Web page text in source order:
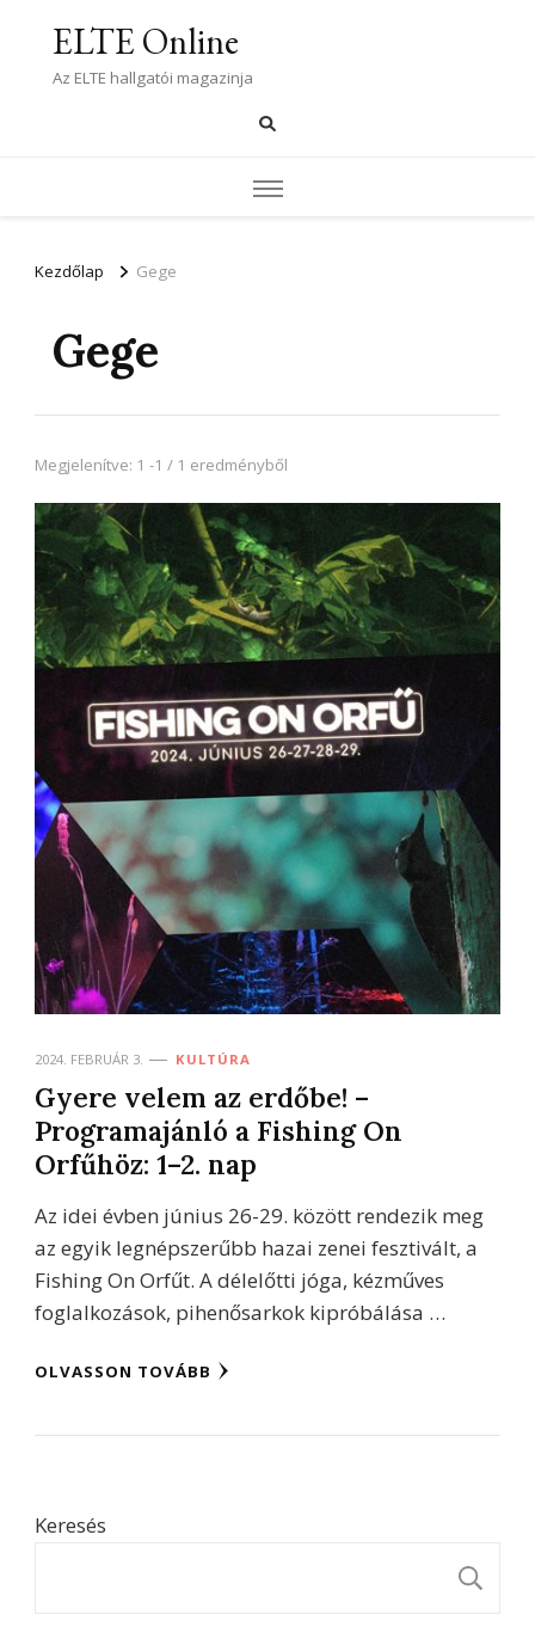
ELTE Online
Az ELTE hallgatói magazinja
Kezdőlap Gege
Gege
Megjelenítve: 1 -1 / 1 eredményből
2024. FEBRUÁR 3. KULTÚRA
Gyere velem az erdőbe! –
Programajánló a Fishing On
Orfűhöz: 1–2. nap
Az idei évben június 26-29. között rendezik meg
az egyik legnépszerűbb hazai zenei fesztivált, a
Fishing On Orfűt. A délelőtti jóga, kézműves
foglalkozások, pihenősarkok kipróbálása …
OLVASSON TOVÁBB
Keresés